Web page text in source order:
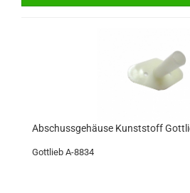
Abschussgehäuse Kunststoff
Gottlieb A-8834